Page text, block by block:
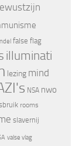
false flag
illuminati
lezing mind
NSA nwo
rooms
slavernij
valse vlag